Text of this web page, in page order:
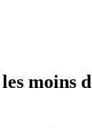
moins